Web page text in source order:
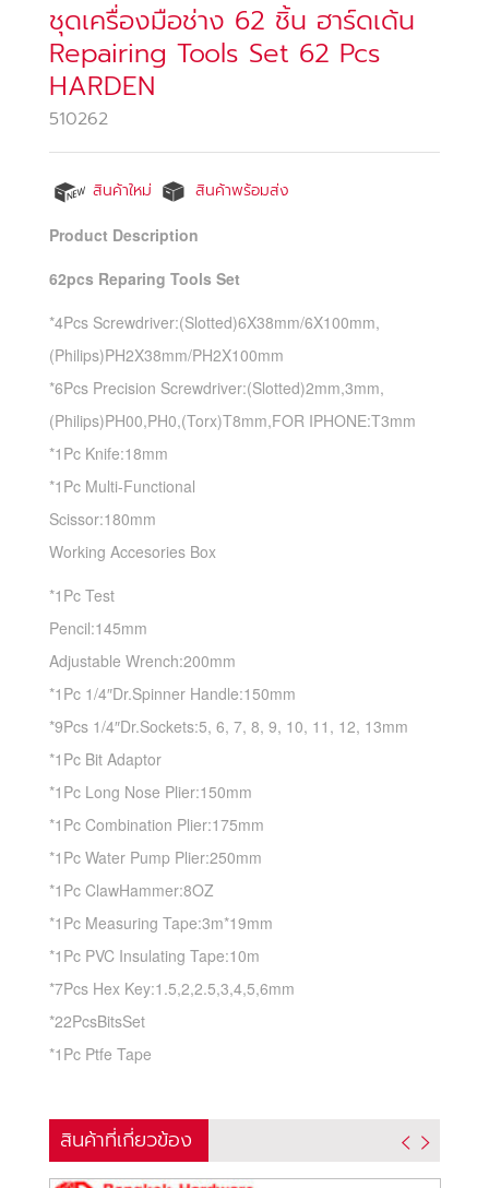
ชุดเครื่องมือช่าง 62 ชิ้น ฮาร์ดเด้น
Repairing Tools Set 62 Pcs
HARDEN
510262
สินค้าใหม่ สินค้าพร้อมส่ง
Product Description
62pcs Reparing Tools Set
*4Pcs Screwdriver:(Slotted)6X38mm/6X100mm,
(Philips)PH2X38mm/PH2X100mm
*6Pcs Precision Screwdriver:(Slotted)2mm,3mm,
(Philips)PH00,PH0,(Torx)T8mm,FOR IPHONE:T3mm
*1Pc Knife:18mm
*1Pc Multi-Functional
Working Accesories Box
*1Pc Test
Adjustable Wrench:200mm
*1Pc 1/4″Dr.Spinner Handle:150mm
*9Pcs 1/4″Dr.Sockets:5, 6, 7, 8, 9, 10, 11, 12, 13mm
*1Pc Bit Adaptor
*1Pc Long Nose Plier:150mm
*1Pc Combination Plier:175mm
*1Pc Water Pump Plier:250mm
*1Pc ClawHammer:8OZ
*1Pc Measuring Tape:3m*19mm
*1Pc PVC Insulating Tape:10m
*7Pcs Hex Key:1.5,2,2.5,3,4,5,6mm
*22PcsBitsSet
*1Pc Ptfe Tape
สินค้าที่เกี่ยวข้อง